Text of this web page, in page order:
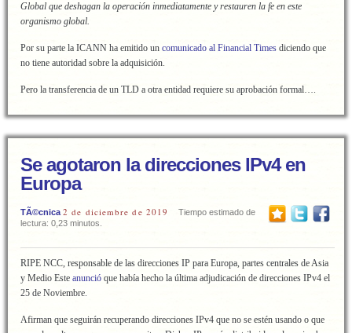
Global que deshagan la operación inmediatamente y restauren la fe en este
organismo global.
Por su parte la ICANN ha emitido un comunicado al Financial Times diciendo que
no tiene autoridad sobre la adquisición.
Pero la transferencia de un TLD a otra entidad requiere su aprobación formal….
Se agotaron la direcciones IPv4 en
Europa
TÃ©cnica 2 de diciembre de 2019
Tiempo estimado de
lectura: 0,23 minutos.
RIPE NCC, responsable de las direcciones IP para Europa, partes centrales de Asia
y Medio Este anunció que había hecho la última adjudicación de direcciones IPv4 el
25 de Noviembre.
Afirman que seguirán recuperando direcciones IPv4 que no se estén usando o que